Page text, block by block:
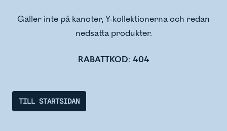
Gäller inte på kanoter, Y-kollektionerna och redan
nedsatta produkter.
RABATTKOD: 404
TILL STARTSIDAN